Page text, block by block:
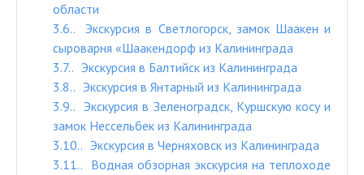
области
3.6.
Экскурсия в Светлогорск, замок Шаакен и
сыроварня «Шаакендорф из Калининграда
3.7.
Экскурсия в Балтийск из Калининграда
3.8.
Экскурсия в Янтарный из Калининграда
3.9.
Экскурсия в Зеленоградск, Куршскую косу и
замок Нессельбек из Калининграда
3.10.
Экскурсия в Черняховск из Калининграда
3.11.
Водная обзорная экскурсия на теплоходе